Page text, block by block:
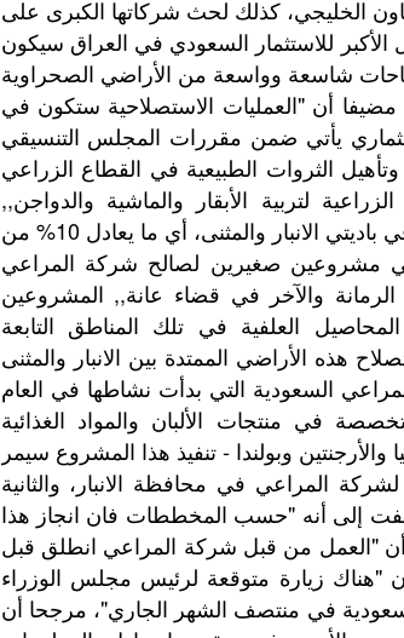
الخليجي، كذلك لحث شركاتها الكبرى على
للاستثمار السعودي في العراق سيكون
شاسعة وواسعة من الأراضي الصحراوية
أن "العمليات الاستصلاحية ستكون في
يأتي ضمن مقررات المجلس التنسيقي
الثروات الطبيعية في القطاع الزراعي
لتربية الأبقار والماشية والدواجن,,
الاستثمارات السعودية تهدف إلى إصلاح مليون دونم في باديتي الانبار والمثنى، أي ما يعادل 10% من
مشروعين صغيرين لصالح شركة المراعي
والآخر في قضاء عانة,, المشروعين
العلفية في تلك المناطق التابعة
هذه الأراضي الممتدة بين الانبار والمثنى
ألف عامل". وتعد المراعي السعودية التي بدأت نشاطها في العام
في منتجات الألبان والمواد الغذائية
والأرجنتين وبولندا - تنفيذ هذا المشروع سيمر
المراعي في محافظة الانبار، والثانية
ويلفت إلى أنه "حسب المخططات فان انجاز هذا
"العمل من قبل شركة المراعي انطلق قبل
"هناك زيارة متوقعة لرئيس مجلس الوزراء
في منتصف الشهر الجاري"، مرجحا أن